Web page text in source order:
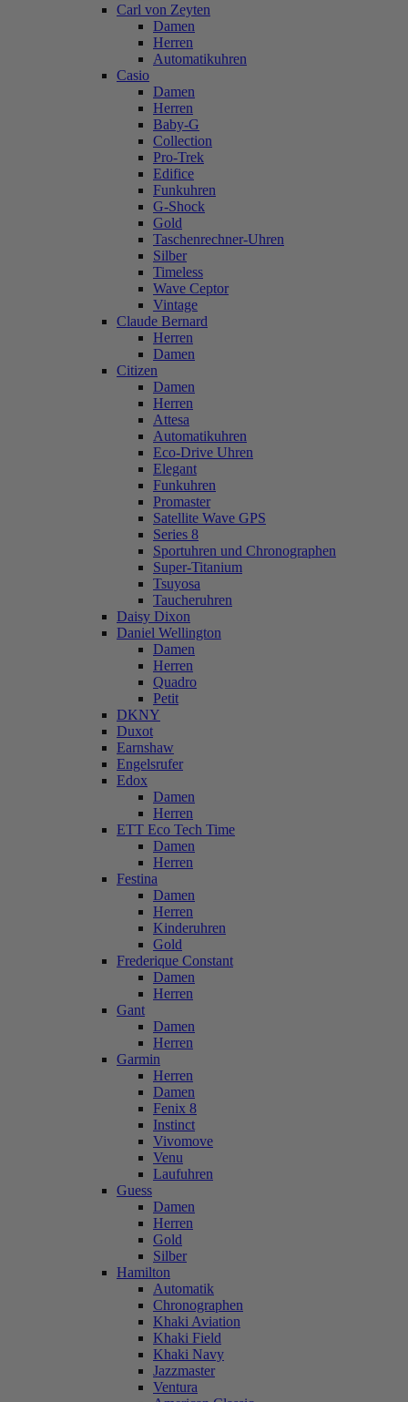
Carl von Zeyten
Damen
Herren
Automatikuhren
Casio
Damen
Herren
Baby-G
Collection
Pro-Trek
Edifice
Funkuhren
G-Shock
Gold
Taschenrechner-Uhren
Silber
Timeless
Wave Ceptor
Vintage
Claude Bernard
Herren
Damen
Citizen
Damen
Herren
Attesa
Automatikuhren
Eco-Drive Uhren
Elegant
Funkuhren
Promaster
Satellite Wave GPS
Series 8
Sportuhren und Chronographen
Super-Titanium
Tsuyosa
Taucheruhren
Daisy Dixon
Daniel Wellington
Damen
Herren
Quadro
Petit
DKNY
Duxot
Earnshaw
Engelsrufer
Edox
Damen
Herren
ETT Eco Tech Time
Damen
Herren
Festina
Damen
Herren
Kinderuhren
Gold
Frederique Constant
Damen
Herren
Gant
Damen
Herren
Garmin
Herren
Damen
Fenix 8
Instinct
Vivomove
Venu
Laufuhren
Guess
Damen
Herren
Gold
Silber
Hamilton
Automatik
Chronographen
Khaki Aviation
Khaki Field
Khaki Navy
Jazzmaster
Ventura